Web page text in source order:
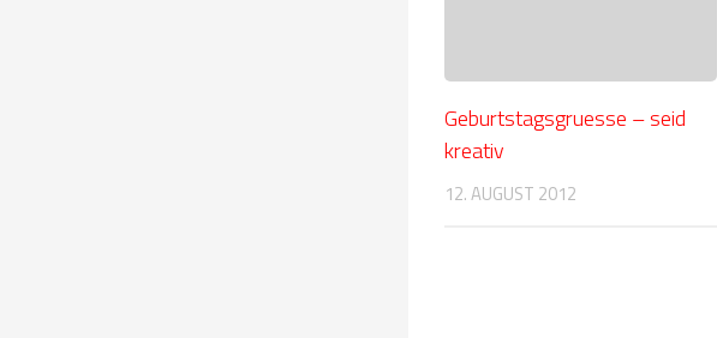
Geburtstagsgruesse – seid
kreativ
12. AUGUST 2012